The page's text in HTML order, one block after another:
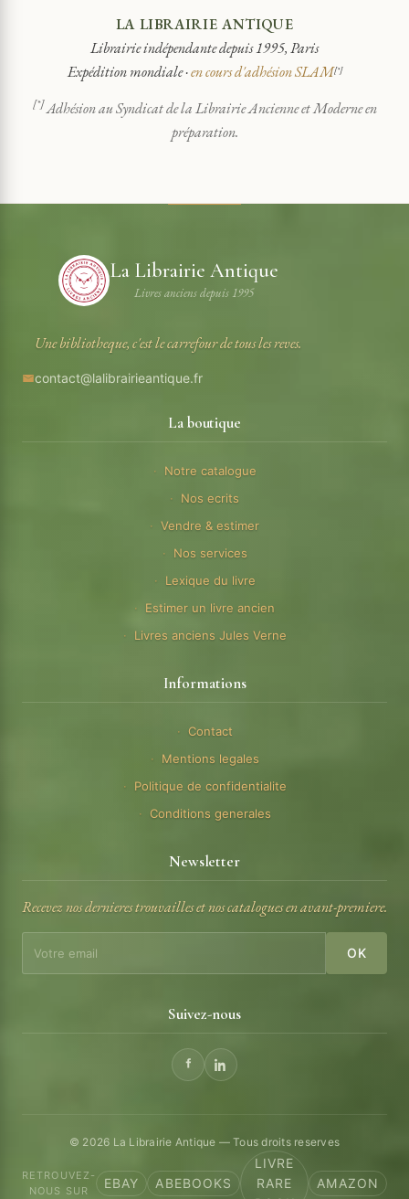
LA LIBRAIRIE ANTIQUE
Librairie indépendante depuis 1995, Paris
Expédition mondiale ·en cours d'adhésion SLAM[*]
[*]Adhésion au Syndicat de la Librairie Ancienne et Moderne en
préparation.
La Librairie Antique
Livres anciens depuis 1995
Une bibliotheque, c'est le carrefour de tous les reves.
contact@lalibrairieantique.fr
La boutique
Notre catalogue
Nos ecrits
Vendre & estimer
Nos services
Lexique du livre
Estimer un livre ancien
Livres anciens Jules Verne
Informations
Contact
Mentions legales
Politique de confidentialite
Conditions generales
Newsletter
Recevez nos dernieres trouvailles et nos catalogues en avant-premiere.
OK
Suivez-nous
© 2026 La Librairie Antique — Tous droits reserves
RETROUVEZ-
NOUS SUR
EBAY ABEBOOKS
LIVRE
RARE
AMAZON